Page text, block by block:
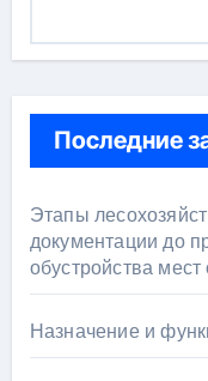
Последние
Этапы
документации до
обустройства мест
Назначение и